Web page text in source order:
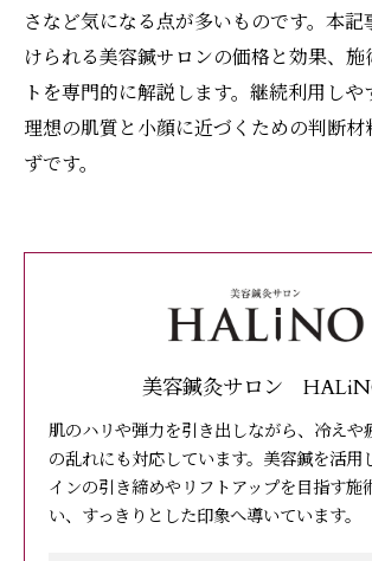
さなど気になる点が多いものです。本
けられる美容鍼サロンの価格と効果、
トを専門的に解説します。継続利用しや
理想の肌質と小顔に近づくための判断
ずです。
美容鍼灸サロン
肌のハリや弾力を引き出しながら、冷えや
の乱れにも対応しています。美容鍼を活用
インの引き締めやリフトアップを目指す施
い、すっきりとした印象へ導いています。